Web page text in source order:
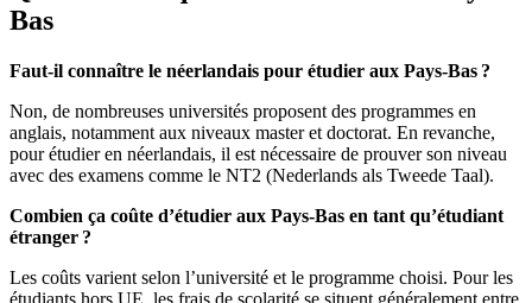
Bas
Faut-il connaître le néerlandais pour étudier aux Pays-Bas ?
Non, de nombreuses universités proposent des programmes en
anglais, notamment aux niveaux master et doctorat. En revanche,
pour étudier en néerlandais, il est nécessaire de prouver son niveau
avec des examens comme le NT2 (Nederlands als Tweede Taal).
Combien ça coûte d’étudier aux Pays-Bas en tant qu’étudiant
étranger ?
Les coûts varient selon l’université et le programme choisi. Pour les
étudiants hors UE, les frais de scolarité se situent généralement entre